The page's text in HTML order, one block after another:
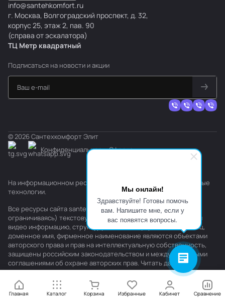
Мы онлайн!
Здравствуйте! Готовы помочь
вам. Напишите мне, если у
вас появятся вопросы.
Главная Каталог Корзина Избранные Кабинет Сравнение
info@santehkomfort.ru
г. Москва, Волгоградский проспект, д. 32,
корпус 25, этаж 2, пав. 90
(справа от эскалатора)
ТЦ Метр квадратный
Подписаться на новости и акции
© 2026 Сантехкомфорт Элит
КонфиденциальностьОферта
На информационном ресурсе применяются
рекомендательные
технологии.
Все ресурсы сайта santehkomfort.ru, включая (но не
ограничиваясь) текстовую, графическую, фотографическую и
видео информацию, структуру, дизайн и оформление страниц,
доменное имя, фирменное наименование являются объектами
авторского права и прав на интеллектуальную собственность,
защищены российским законодательством и международными
соглашениями об охране авторских прав. Читать далее